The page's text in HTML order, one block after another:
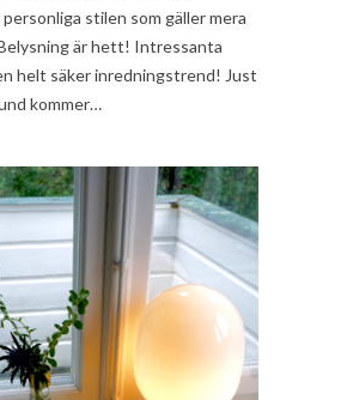
stilen som gäller mera
är hett! Intressanta
helt säker inredningstrend! Just
kommer…